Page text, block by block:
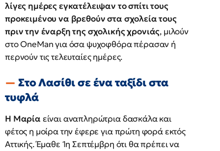
λίγες ημέρες εγκατέλειψαν το σπίτι τους
προκειμένου να βρεθούν στα σχολεία τους
πριν την έναρξη της σχολικής χρονιάς, μιλούν
στο OneMan για όσα ψυχοφθόρα πέρασαν ή
περνούν τις τελευταίες ημέρες.
Στο Λασίθι σε ένα ταξίδι στα
τυφλά
Η Μαρία είναι αναπληρώτρια δασκάλα και
φέτος η μοίρα την έφερε για πρώτη φορά εκτός
Αττικής. Έμαθε 1η Σεπτέμβρη ότι θα πρέπει να